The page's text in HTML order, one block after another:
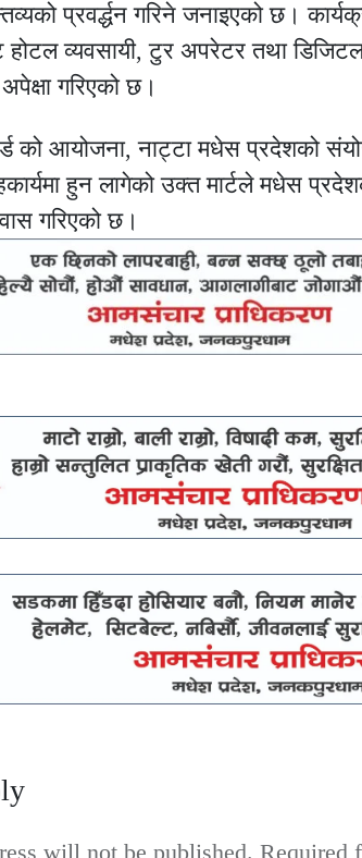
प्रवर्द्धन गरिने जनाइएको छ।
होटल व्यवसायी, टुर अपरेटर तथा
गरिएको छ।
को आयोजना, नाट्टा मधेस प्रदेशको
हुन लागेको उक्त मार्टले मधेस
गरिएको छ।
will not be published. Required